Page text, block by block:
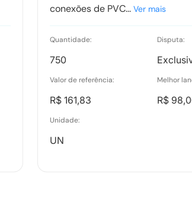
conexões de PVC...Ver mais
Quantidade:
750
Disputa:
Valor de referência:
R$ 161,83
Melhor
R$
Unidade:
UN